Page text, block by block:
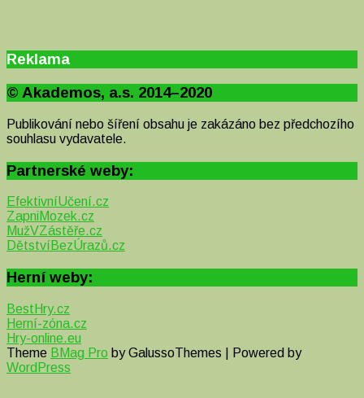
Reklama
© Akademos, a.s. 2014–2020
Publikování nebo šíření obsahu je zakázáno bez předchozího
souhlasu vydavatele.
Partnerské weby:
EfektivníUčení.cz
ZapniMozek.cz
MužVZástěře.cz
DětstvíBezÚrazů.cz
Herní weby:
BestHry.cz
Herní-zóna.cz
Hry-online.eu
Theme BMag Pro by GalussoThemes | Powered by
WordPress